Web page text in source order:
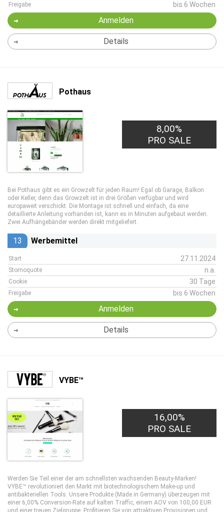
Freigabe bis 6 Wochen
Anmelden
Details
Pothaus
8,00%
PRO SALE
Bei Pothaus gibt es ein Growzelt für jeden Raum! Egal ob Garage, Balkon
oder Keller, denn das Growzelt ist in drei Größen verfügbar und wird
europaweit verschickt. Die Montage ist schnell und einfach, da eine
detaillierte Anleitung vorhanden ist, kann es in Minuten aufgebaut werden.
Zwei Aufhängebänder werden direkt mitgeliefert.
13 Werbemittel
Start 27.11.2024
Stornoquote n.a.
Cookie 30 Tage
Freigabe bis 6 Wochen
Anmelden
Details
VYBE™
16,00%
PRO SALE
Werden Sie Teil einer der am schnellsten wachsenden Beauty-Marken!
VYBE™ revolutioniert den Markt mit biotechnologischem Make-up und
antibakteriellen Tools. Unsere Produkte (Made in Germany) überzeugen mit
einer 6,00% Conversion-Rate auf kalten Traffic, einem AOV von 100,00 EUR
und einer treuen Zielgruppe. Profitieren Sie von attraktiven Provisionen und